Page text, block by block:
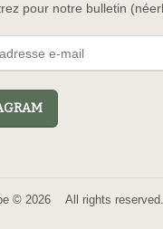
pour notre bulletin
© 2026 All rights